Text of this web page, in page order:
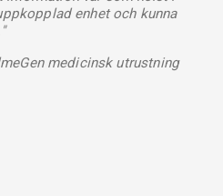
enhet och kunna
medicinsk utrustning